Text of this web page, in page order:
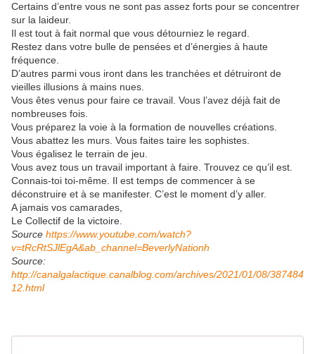
Certains d’entre vous ne sont pas assez forts pour se concentrer
sur la laideur.
Il est tout à fait normal que vous détourniez le regard.
Restez dans votre bulle de pensées et d’énergies à haute
fréquence.
D’autres parmi vous iront dans les tranchées et détruiront de
vieilles illusions à mains nues.
Vous êtes venus pour faire ce travail. Vous l’avez déjà fait de
nombreuses fois.
Vous préparez la voie à la formation de nouvelles créations.
Vous abattez les murs. Vous faites taire les sophistes.
Vous égalisez le terrain de jeu.
Vous avez tous un travail important à faire. Trouvez ce qu’il est.
Connais-toi toi-même. Il est temps de commencer à se
déconstruire et à se manifester. C’est le moment d’y aller.
A jamais vos camarades,
Le Collectif de la victoire.
Source https://www.youtube.com/watch?
v=tRcRtSJlEgA&ab_channel=BeverlyNationh
Source:
http://canalgalactique.canalblog.com/archives/2021/01/08/387484
12.html